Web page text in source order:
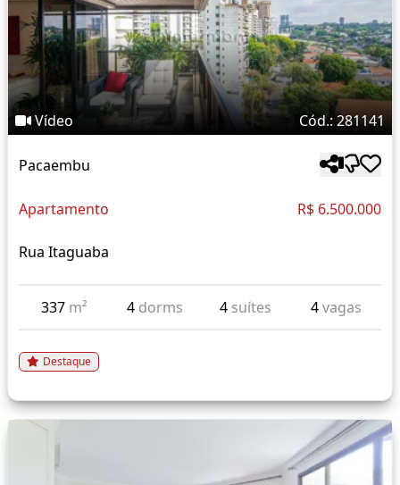
Vídeo Cód.: 281141
Pacaembu
Apartamento R$ 6.500.000
Rua Itaguaba
337 m² 4 dorms 4 suítes 4vagas
Destaque